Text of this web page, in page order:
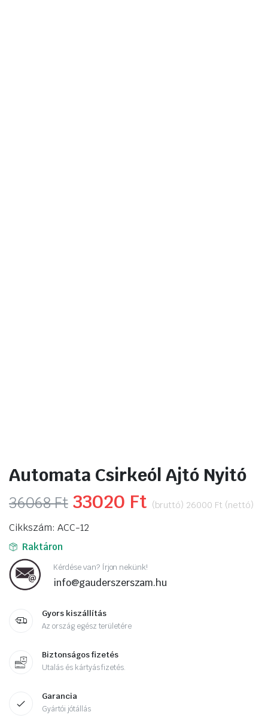
Automata Csirkeól Ajtó Nyitó
36068Ft Original
price
36068 Ft.
33020 Ft Current
33020 Ft.
(bruttó) 26000 Ft (nettó)
Cikkszám: ACC-12
Raktáron
Kérdése van? Írjon nekünk!
info@gauderszerszam.hu
Gyors kiszállítás
Az ország egész területére
Biztonságos fizetés
Utalás és kártyás fizetés.
Garancia
Gyártói jótállás